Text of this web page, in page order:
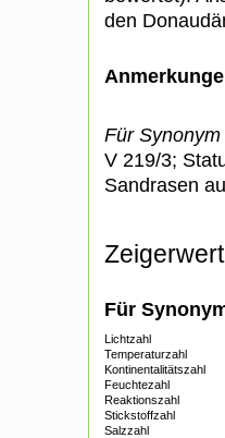
den
Für
V 219/3;
Sandrasen
Für
Lichtzahl
Temperaturzahl
Kontinentalitätszahl
Feuchtezahl
Reaktionszahl
Stickstoffzahl
Salzzahl